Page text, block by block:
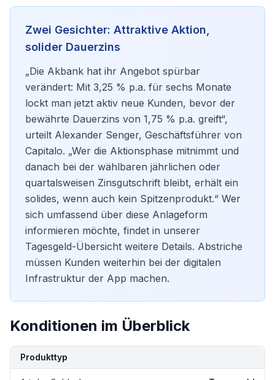
Zwei Gesichter: Attraktive Aktion,
solider Dauerzins
„Die Akbank hat ihr Angebot spürbar
verändert: Mit 3,25 % p.a. für sechs Monate
lockt man jetzt aktiv neue Kunden, bevor der
bewährte Dauerzins von 1,75 % p.a. greift“,
urteilt Alexander Senger, Geschäftsführer von
Capitalo. „Wer die Aktionsphase mitnimmt und
danach bei der wählbaren jährlichen oder
quartalsweisen Zinsgutschrift bleibt, erhält ein
solides, wenn auch kein Spitzenprodukt.“ Wer
sich umfassend über diese Anlageform
informieren möchte, findet in unserer
Tagesgeld-Übersicht weitere Details. Abstriche
müssen Kunden weiterhin bei der digitalen
Infrastruktur der App machen.
Konditionen im Überblick
KonditionDetails
Produkttyp